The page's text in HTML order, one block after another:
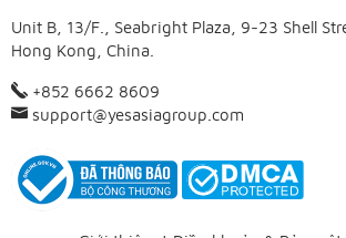
Unit B, 13/F., Seabright Plaza, 9-23 Shell
Hong Kong, China.
+852 6662 8609
support@yesasiagroup.com